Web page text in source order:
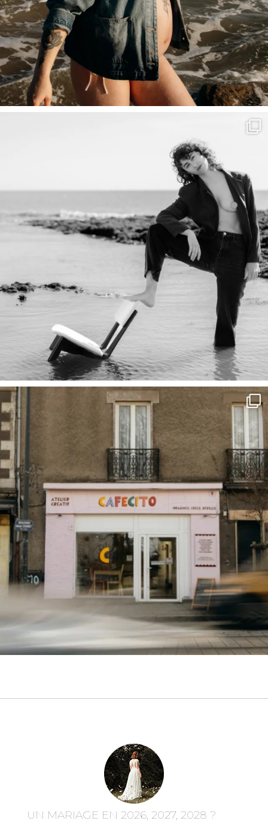
UN MARIAGE EN 2026, 2027, 2028 ?